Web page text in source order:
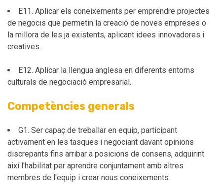
E11. Aplicar els coneixements per emprendre projectes
de negocis que permetin la creació de noves empreses o
la millora de les ja existents, aplicant idees innovadores i
creatives.
E12. Aplicar la llengua anglesa en diferents entorns
culturals de negociació empresarial.
Competències generals
G1. Ser capaç de treballar en equip, participant
activament en les tasques i negociant davant opinions
discrepants fins arribar a posicions de consens, adquirint
així l'habilitat per aprendre conjuntament amb altres
membres de l'equip i crear nous coneixements.